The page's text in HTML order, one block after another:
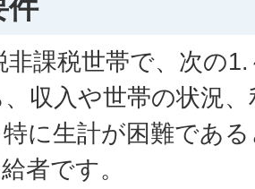
件
非課税世帯で、次の
収入や世帯の状況
に生計が困難であ
者です。